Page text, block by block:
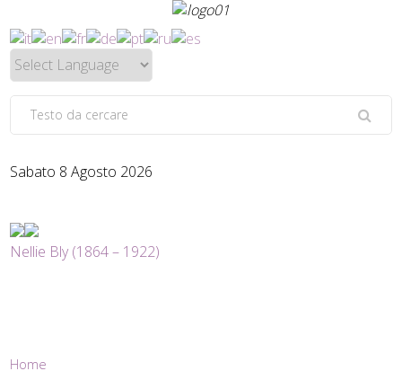
Sabato 8 Agosto 2026
Nellie Bly (1864 – 1922)
Home